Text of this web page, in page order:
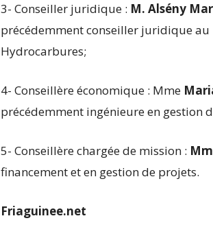
3- Conseiller juridique : M. Alsény
précédemment conseiller juridique au
Hydrocarbures;
4- Conseillère économique : Mme
précédemment ingénieure en gestion
5- Conseillère chargée de mission :
financement et en gestion de projets.
Friaguinee.net